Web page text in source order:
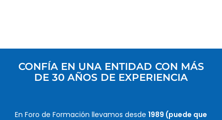
CONFÍA EN UNA ENTIDAD CON MÁS
DE 30 AÑOS DE EXPERIENCIA
En Foro de Formación llevamos desde 1989 (puede que